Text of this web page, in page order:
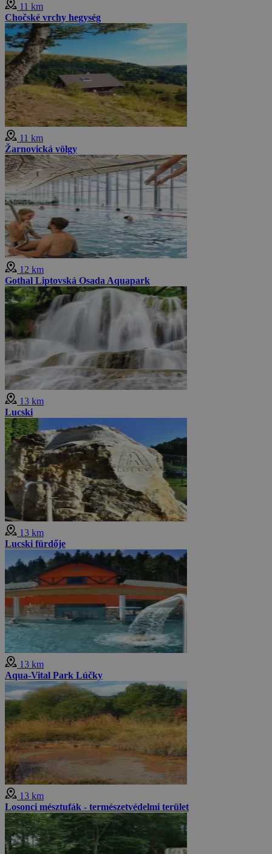
11 km
Chočské vrchy hegység
11 km
Žarnovická völgy
12 km
Gothal Liptovská Osada Aquapark
13 km
Lucski
13 km
Lucski fürdője
13 km
Aqua-Vital Park Lúčky
13 km
Losonci mésztufák - természetvédelmi terület